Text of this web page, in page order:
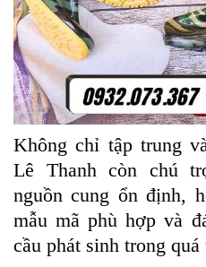
Không chỉ tập trung
Lê Thanh còn chú
nguồn cung ổn định,
mẫu mã phù hợp và
cầu phát sinh trong